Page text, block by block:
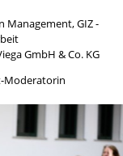
Management, GIZ -
GmbH & Co. KG
Moderatorin